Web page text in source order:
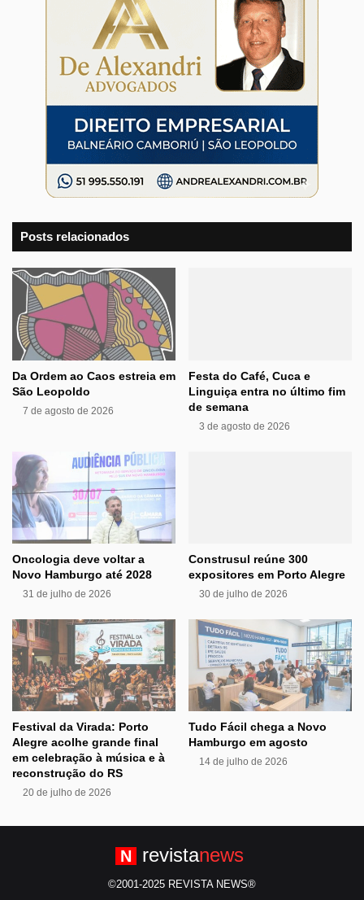
Posts relacionados
Da Ordem ao Caos estreia em
São Leopoldo
7 de agosto de 2026
Festa do Café, Cuca e
Linguiça entra no último fim
de semana
3 de agosto de 2026
Oncologia deve voltar a
Novo Hamburgo até 2028
31 de julho de 2026
Construsul reúne 300
expositores em Porto Alegre
30 de julho de 2026
Festival da Virada: Porto
Alegre acolhe grande final
em celebração à música e à
reconstrução do RS
20 de julho de 2026
Tudo Fácil chega a Novo
Hamburgo em agosto
14 de julho de 2026
N revistanews
©2001-2025 REVISTA NEWS®